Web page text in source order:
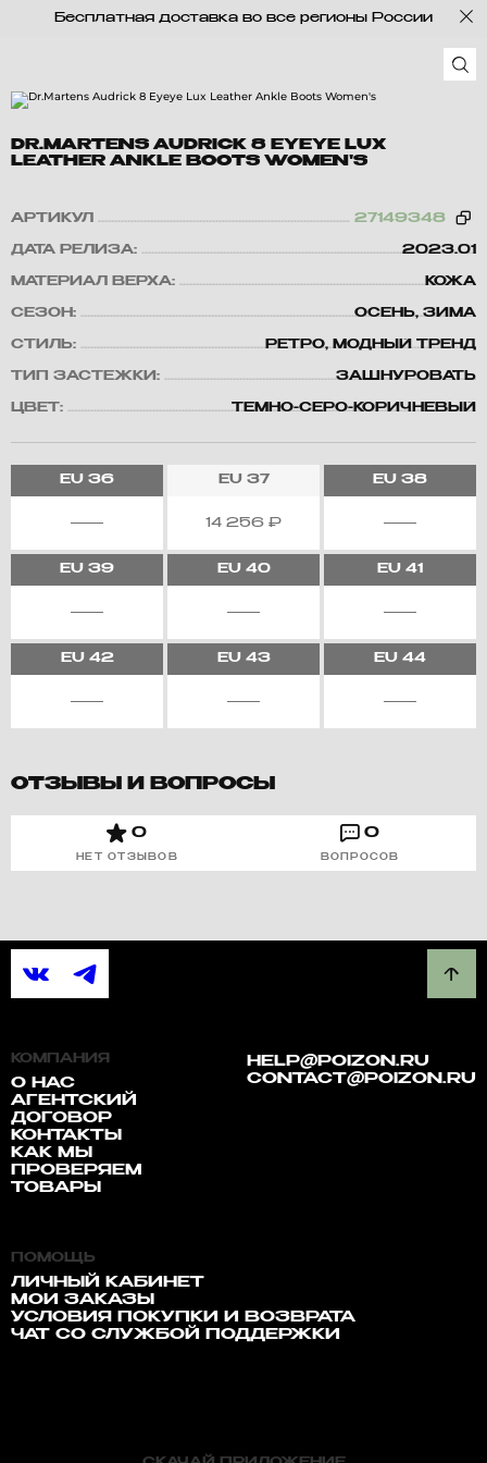
Бесплатная доставка во все регионы России
DR.MARTENS AUDRICK 8 EYEYE LUX
LEATHER ANKLE BOOTS WOMEN'S
АРТИКУЛ 27149348
ДАТА РЕЛИЗА: 2023.01
МАТЕРИАЛ ВЕРХА: КОЖА
СЕЗОН: ОСЕНЬ, ЗИМА
СТИЛЬ: РЕТРО, МОДНЫЙ ТРЕНД
ТИП ЗАСТЕЖКИ: ЗАШНУРОВАТЬ
ЦВЕТ: ТЕМНО-СЕРО-КОРИЧНЕВЫЙ
EU 36 EU37
14 256 ₽
EU 38
EU 39 EU40 EU 41
EU42 EU43 EU 44
ОТЗЫВЫ И ВОПРОСЫ
0
НЕТ ОТЗЫВОВ
0
ВОПРОСОВ
КОМПАНИЯ
О НАС
АГЕНТСКИЙ
ДОГОВОР
КОНТАКТЫ
КАК МЫ
ПРОВЕРЯЕМ
ТОВАРЫ
HELP@POIZON.RU
CONTACT@POIZON.RU
ПОМОЩЬ
ЛИЧНЫЙ КАБИНЕТ
МОИ ЗАКАЗЫ
УСЛОВИЯ ПОКУПКИ И ВОЗВРАТА
ЧАТ СО СЛУЖБОЙ ПОДДЕРЖКИ